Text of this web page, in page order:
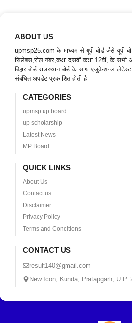
ABOUT US
upmsp25.com के माध्यम से यूपी बोर्ड जैसे यूपी
सिलेबस,रोल नंबर,कक्षा दसवीं कक्षा 12वीं, के सभी
बिहार बोर्ड राजस्थान बोर्ड के साथ एजुकेशनल
संबंधित अपडेट प्रकाशित होती है
CATEGORIES
upmsp up board
up scholarship
Latest News
MP Board
QUICK LINKS
About Us
Contact us
Disclaimer
Privacy Policy
Terms and Conditions
CONTACT US
result140@gmail.com
New Icon, Kunda, Pratapgarh, U.P.